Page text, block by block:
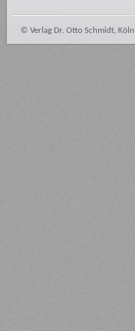
© Verlag Dr. Otto Schmidt, Köln